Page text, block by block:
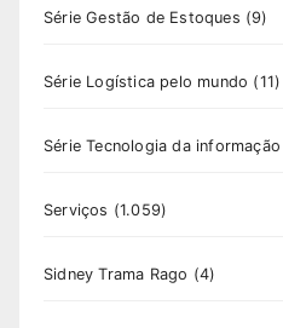
Série Gestão de Estoques (9)
Série Logística pelo mundo (11)
Série Tecnologia da informação
Serviços (1.059)
Sidney Trama Rago (4)